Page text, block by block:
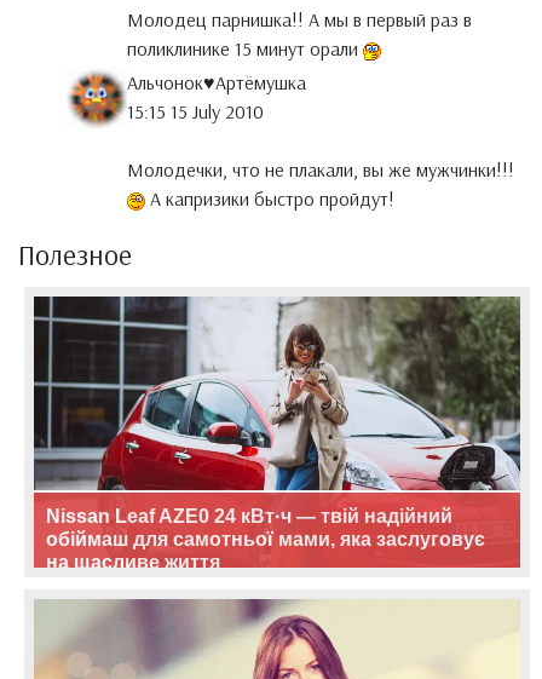
Молодец парнишка!! А мы в первый раз в
поликлинике 15 минут орали
Альчонок♥Артёмушка
15:15 15 July 2010
Молодечки, что не плакали, вы же мужчинки!!!
А капризики быстро пройдут!
Полезное
Nissan Leaf AZE0 24 кВт·ч — твій надійний
обіймаш для самотньої мами, яка заслуговує
на щасливе життя